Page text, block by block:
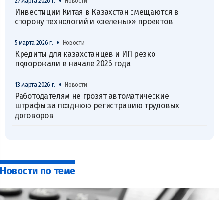
Инвестиции Китая в Казахстан смещаются в
сторону технологий и «зеленых» проектов
5 марта 2026 г. • Новости
Кредиты для казахстанцев и ИП резко
подорожали в начале 2026 года
13 марта 2026 г. • Новости
Работодателям не грозят автоматические
штрафы за позднюю регистрацию трудовых
договоров
Новости по теме